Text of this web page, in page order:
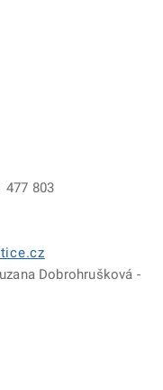
477 803
Dobrohrušková -